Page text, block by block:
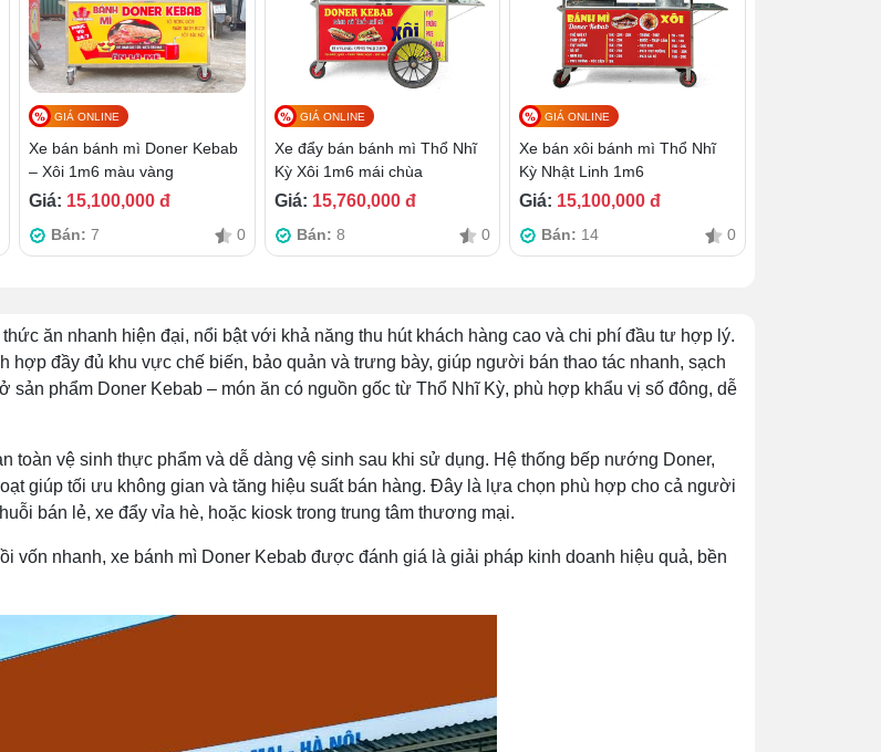
GIÁ ONLINE
Xe bán bánh mì Doner Kebab
– Xôi 1m6 màu vàng
Giá: 15,100,000 đ
Bán:7 0
GIÁ ONLINE
Xe đẩy bán bánh mì Thổ Nhĩ
Kỳ Xôi 1m6 mái chùa
Giá: 15,760,000 đ
Bán: 8 0
GIÁ ONLINE
Xe bán xôi bánh mì Thổ Nhĩ
Kỳ Nhật Linh 1m6
Giá: 15,100,000 đ
Bán: 14 0
ăn nhanh hiện đại, nổi bật với khả năng thu hút khách hàng cao và chi phí đầu tư hợp lý.
đầy đủ khu vực chế biến, bảo quản và trưng bày, giúp người bán thao tác nhanh, sạch
phẩm Doner Kebab – món ăn có nguồn gốc từ Thổ Nhĩ Kỳ, phù hợp khẩu vị số đông, dễ
toàn vệ sinh thực phẩm và dễ dàng vệ sinh sau khi sử dụng. Hệ thống bếp nướng Doner,
giúp tối ưu không gian và tăng hiệu suất bán hàng. Đây là lựa chọn phù hợp cho cả người
bán lẻ, xe đẩy vỉa hè, hoặc kiosk trong trung tâm thương mại.
vốn nhanh, xe bánh mì Doner Kebab được đánh giá là giải pháp kinh doanh hiệu quả, bền